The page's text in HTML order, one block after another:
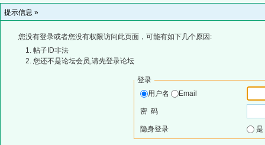
提示信息 »
您没有登录或者您没有权限访问此页面，可能有如下几个原因:
帖子ID非法
您还不是论坛会员,请先登录论坛
登录
用户名
Email
密 码
隐身登录